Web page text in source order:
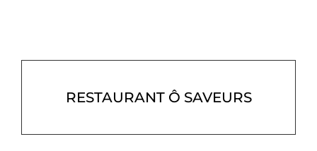
RESTAURANT Ô SAVEURS